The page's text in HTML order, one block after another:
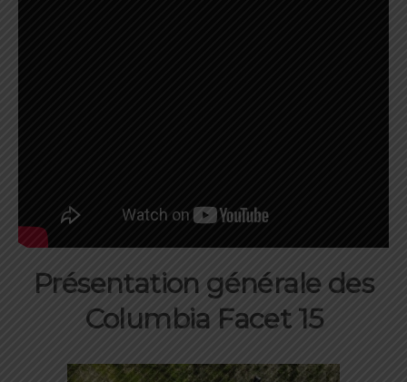
Présentation générale des
Columbia Facet 15